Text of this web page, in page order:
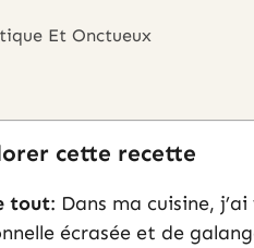
Et Onctueux
cette recette
tout: Dans ma cuisine,
écrasée et de